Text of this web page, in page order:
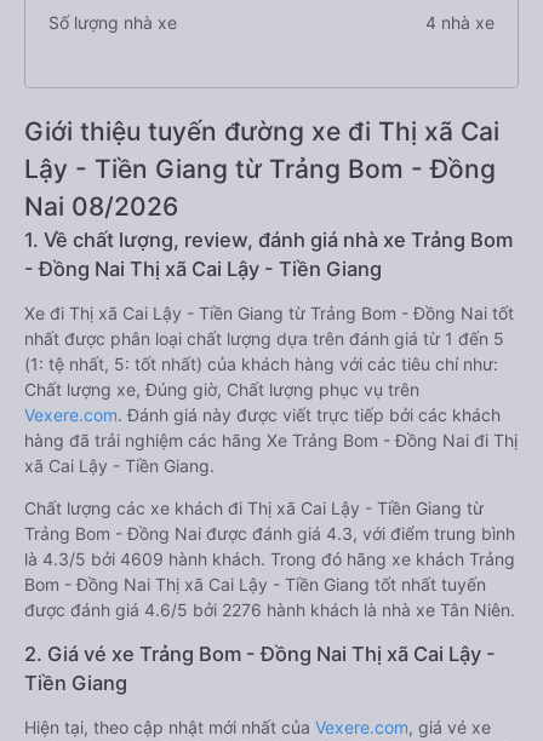
Số lượng nhà xe 4 nhà xe
Giới thiệu tuyến đường xe đi Thị xã Cai
Lậy - Tiền Giang từ Trảng Bom - Đồng
Nai 08/2026
1. Về chất lượng, review, đánh giá nhà xe Trảng Bom
- Đồng Nai Thị xã Cai Lậy - Tiền Giang
Xe đi Thị xã Cai Lậy - Tiền Giang từ Trảng Bom - Đồng Nai tốt
nhất được phân loại chất lượng dựa trên đánh giá từ 1 đến 5
(1: tệ nhất, 5: tốt nhất) của khách hàng với các tiêu chí như:
Chất lượng xe, Đúng giờ, Chất lượng phục vụ trên
Vexere.com. Đánh giá này được viết trực tiếp bởi các khách
hàng đã trải nghiệm các hãng Xe Trảng Bom - Đồng Nai đi Thị
xã Cai Lậy - Tiền Giang.
Chất lượng các xe khách đi Thị xã Cai Lậy - Tiền Giang từ
Trảng Bom - Đồng Nai được đánh giá 4.3, với điểm trung bình
là 4.3/5 bởi 4609 hành khách. Trong đó hãng xe khách Trảng
Bom - Đồng Nai Thị xã Cai Lậy - Tiền Giang tốt nhất tuyến
được đánh giá 4.6/5 bởi 2276 hành khách là nhà xe Tân Niên.
2. Giá vé xe Trảng Bom - Đồng Nai Thị xã Cai Lậy -
Tiền Giang
Hiện tại, theo cập nhật mới nhất của Vexere.com, giá vé xe